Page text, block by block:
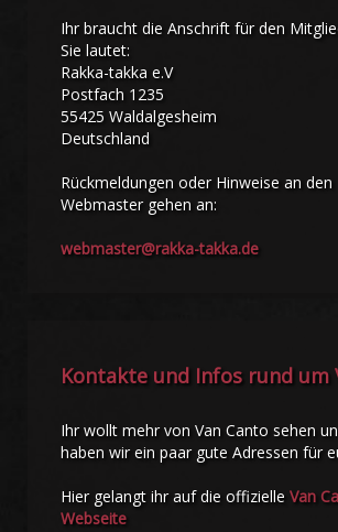
Ihr braucht die Anschrift für den
Sie lautet:
Rakka-takka e.V
Postfach 1235
55425 Waldalgesheim
Deutschland
Rückmeldungen oder Hinweise an den
Webmaster gehen an:
webmaster@rakka-takka.de
Kontakte und Infos rund um
Ihr wollt mehr von Van Canto sehen
haben wir ein paar gute Adressen für
Hier gelangt ihr auf die offizielle Van
Webseite